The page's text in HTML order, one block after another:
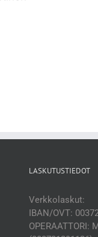
LASKUTUSTIEDOT
Verkkolaskut:
IBAN/OVT:
OPERAATTORI: